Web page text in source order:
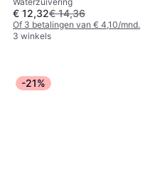
€ 12,32€ 14,36
Of 3 betalingen van € 4,10/mnd.
3 winkels
-21%